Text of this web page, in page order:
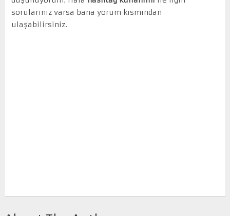
sorularınız varsa bana yorum kısmından
ulaşabilirsiniz.